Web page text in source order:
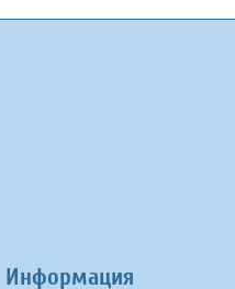
Информация